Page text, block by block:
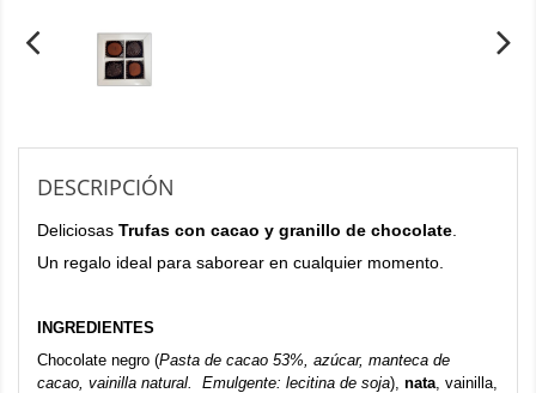
DESCRIPCIÓN
Deliciosas Trufas con cacao y granillo de chocolate
Un regalo ideal para saborear en cualquier momento.
INGREDIENTES
Chocolate negro (Pasta de cacao 53%, azúcar, manteca de
cacao, vainilla natural. Emulgente: lecitina de soja), nata , vainilla,